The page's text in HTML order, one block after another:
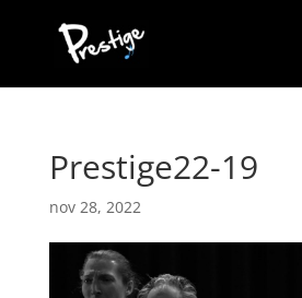
Prestige22-19
nov 28, 2022